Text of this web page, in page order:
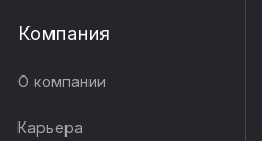
Компания
О компании
Карьера